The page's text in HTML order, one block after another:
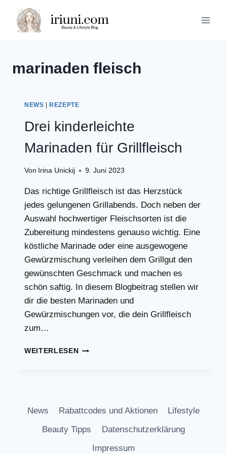
Inhalt
springen
marinaden fleisch
NEWS REZEPTE
Drei kinderleichte
Marinaden für Grillfleisch
Von Irina Unickij 9. Juni 2023
Das richtige Grillfleisch ist das Herzstück
jedes gelungenen Grillabends. Doch neben der
Auswahl hochwertiger Fleischsorten ist die
Zubereitung mindestens genauso wichtig. Eine
köstliche Marinade oder eine ausgewogene
Gewürzmischung verleihen dem Grillgut den
gewünschten Geschmack und machen es
schön saftig. In diesem Blogbeitrag stellen wir
dir die besten Marinaden und
Gewürzmischungen vor, die dein Grillfleisch
zum…
WEITERLESENDREI
News Rabattcodes und Aktionen
Lifestyle
Beauty Tipps
Datenschutzerklärung
Impressum